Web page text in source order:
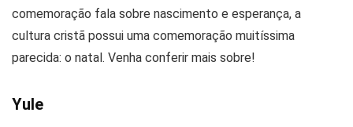
comemoração fala sobre nascimento e esperança, a
cultura cristã possui uma comemoração muitíssima
parecida: o natal. Venha conferir mais sobre!
Yule